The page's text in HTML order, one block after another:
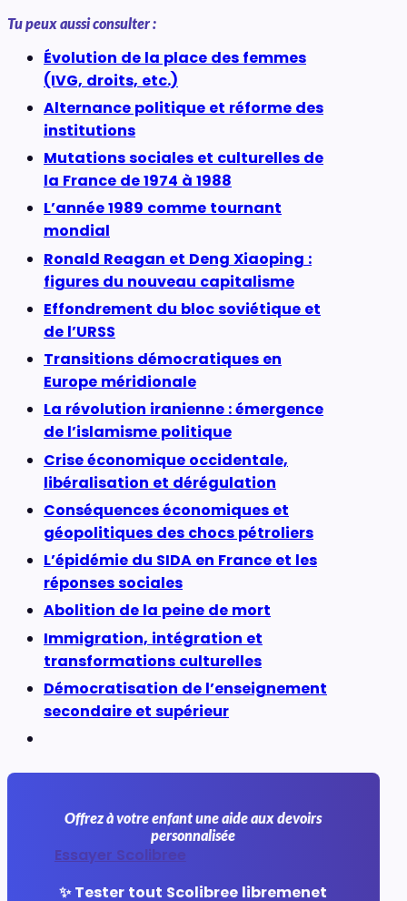
Tu peux aussi consulter :
Évolution de la place des femmes
(IVG, droits, etc.)
Alternance politique et réforme des
institutions
Mutations sociales et culturelles de
la France de 1974 à 1988
L’année 1989 comme tournant
mondial
Ronald Reagan et Deng Xiaoping :
figures du nouveau capitalisme
Effondrement du bloc soviétique et
de l’URSS
Transitions démocratiques en
Europe méridionale
La révolution iranienne : émergence
de l’islamisme politique
Crise économique occidentale,
libéralisation et dérégulation
Conséquences économiques et
géopolitiques des chocs pétroliers
L’épidémie du SIDA en France et les
réponses sociales
Abolition de la peine de mort
Immigration, intégration et
transformations culturelles
Démocratisation de l’enseignement
secondaire et supérieur
Offrez à votre enfant une aide aux devoirs
personnalisée
Essayer Scolibree
✨ Tester tout Scolibree libremenet